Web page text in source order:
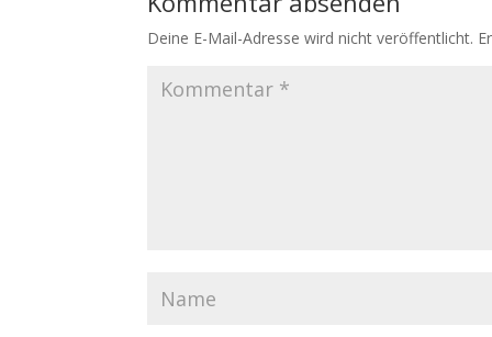
Deine E-Mail-Adresse wird nicht veröffentlicht.